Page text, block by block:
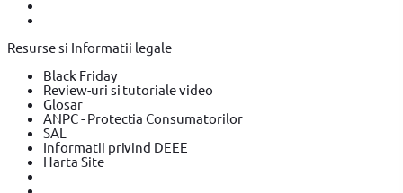
Resurse si Informatii legale
Black Friday
Review-uri si tutoriale video
Glosar
ANPC - Protectia Consumatorilor
SAL
Informatii privind DEEE
Harta Site